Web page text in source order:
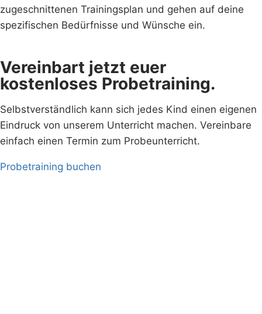
zugeschnittenen Trainingsplan und gehen auf deine
spezifischen Bedürfnisse und Wünsche ein.
Vereinbart jetzt euer
kostenloses Probetraining.
Selbstverständlich kann sich jedes Kind einen eigenen
Eindruck von unserem Unterricht machen. Vereinbare
einfach einen Termin zum Probeunterricht.
Probetraining buchen